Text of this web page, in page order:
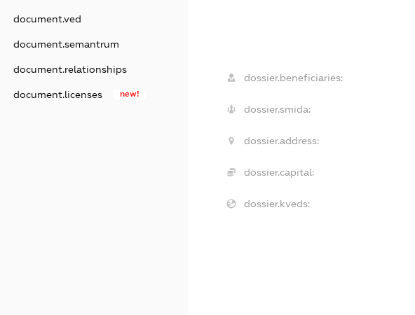
document.ved
document.semantrum
document.relationships
document.licenses new!
dossier.beneficiaries:
dossier.smida:
dossier.address:
dossier.capital:
dossier.kveds: